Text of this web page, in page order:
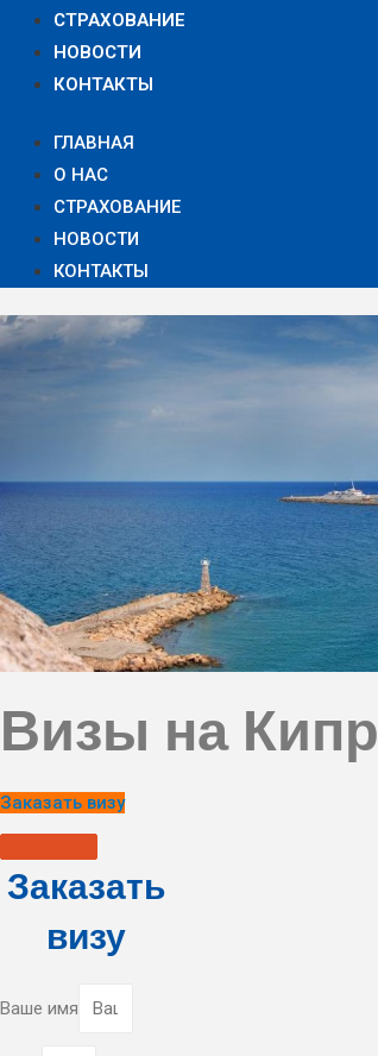
СТРАХОВАНИЕ
НОВОСТИ
КОНТАКТЫ
ГЛАВНАЯ
О НАС
СТРАХОВАНИЕ
НОВОСТИ
КОНТАКТЫ
Визы на Кипр
Заказать визу
Заказать
визу
Ваше имя